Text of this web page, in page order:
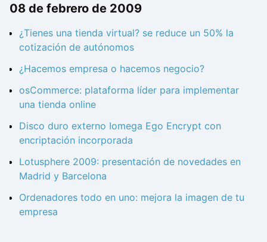
08 de febrero de 2009
¿Tienes una tienda virtual? se reduce un 50% la
cotización de autónomos
¿Hacemos empresa o hacemos negocio?
osCommerce: plataforma líder para implementar
una tienda online
Disco duro externo Iomega Ego Encrypt con
encriptación incorporada
Lotusphere 2009: presentación de novedades en
Madrid y Barcelona
Ordenadores todo en uno: mejora la imagen de tu
empresa